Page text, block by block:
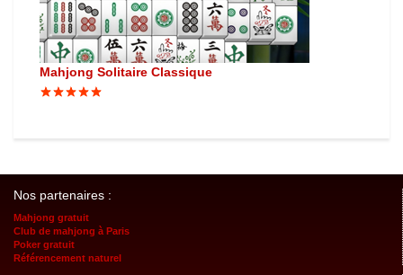
Mahjong Solitaire Classique
Nos partenaires :
Mahjong gratuit
Club de mahjong à Paris
Poker gratuit
Référencement naturel